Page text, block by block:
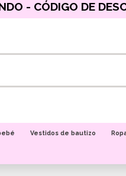
- CÓDIGO DE
Vestidos de bautizo